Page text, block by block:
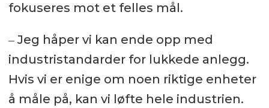
fokuseres mot et felles mål.
‒ Jeg håper vi kan ende opp med
industristandarder for lukkede anlegg.
Hvis vi er enige om noen riktige enheter
å måle på, kan vi løfte hele industrien.